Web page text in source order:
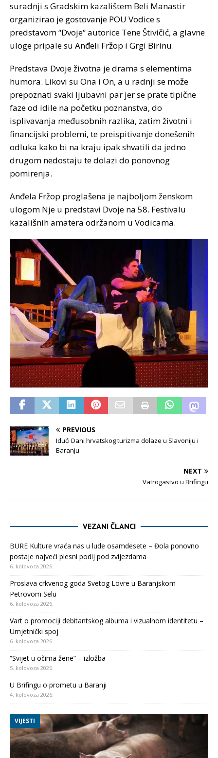
suradnji s Gradskim kazalištem Beli Manastir
organizirao je gostovanje POU Vodice s
predstavom “Dvoje“ autorice Tene Štivičić, a glavne
uloge pripale su Anđeli Fržop i Grgi Birinu.
Predstava Dvoje životna je drama s elementima
humora. Likovi su Ona i On, a u radnji se može
prepoznati svaki ljubavni par jer se prate tipične
faze od idile na početku poznanstva, do
isplivavanja međusobnih razlika, zatim životni i
financijski problemi, te preispitivanje donešenih
odluka kako bi na kraju ipak shvatili da jedno
drugom nedostaju te dolazi do ponovnog
pomirenja.
Anđela Fržop proglašena je najboljom ženskom
ulogom Nje u predstavi Dvoje na 58. Festivalu
kazališnih amatera održanom u Vodicama.
PREVIOUS
Idući Dani hrvatskog turizma dolaze u Slavoniju i
Baranju
NEXT
Vatrogastvo u Brifingu
VEZANI ČLANCI
BURE Kulture vraća nas u lude osamdesete – Đola ponovno
postaje najveći plesni podij pod zvijezdama
6. kolovoza 2026.
Proslava crkvenog goda Svetog Lovre u Baranjskom
Petrovom Selu
6. kolovoza 2026.
Vart o promociji debitantskog albuma i vizualnom identitetu –
Umjetnički spoj
6. kolovoza 2026.
“Svijet u očima žene” – izložba
5. kolovoza 2026.
U Brifingu o prometu u Baranji
4. kolovoza 2026.
VIJESTI